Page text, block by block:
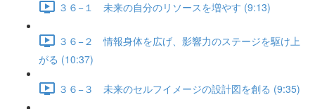
３６−１ 未来の自分のリソースを増やす (9:13)
３６−２ 情報身体を広げ、影響力のステージを駆け上
がる (10:37)
３６−３ 未来のセルフイメージの設計図を創る (9:35)